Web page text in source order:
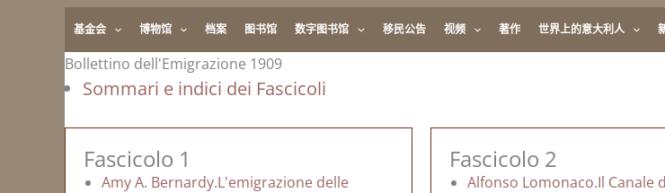
基金会 博物馆 档案 图书馆 数字图书馆 移民公告 视频 著作 世界上的意大利人
Bollettino dell'Emigrazione 1909
Sommari e indici dei Fascicoli
Fascicolo 1
Amy A. Bernardy.L'emigrazione delle
Fascicolo 2
Alfonso Lomonaco.Il Canale